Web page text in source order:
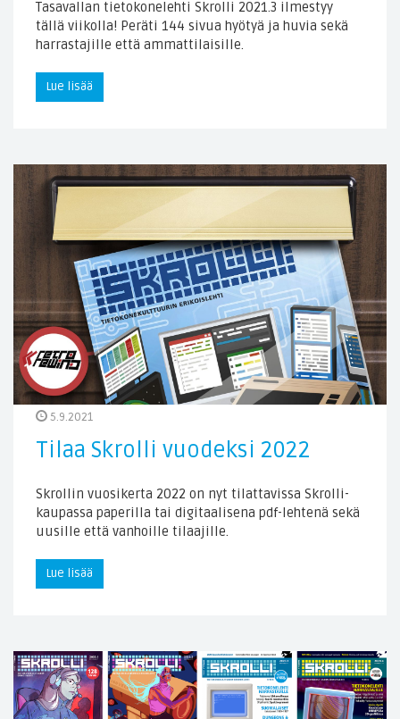
Tasavallan tietokonelehti Skrolli 2021.3 ilmestyy
tällä viikolla! Peräti 144 sivua hyötyä ja huvia sekä
harrastajille että ammattilaisille.
Lue lisää
5.9.2021
Tilaa Skrolli vuodeksi 2022
Skrollin vuosikerta 2022 on nyt tilattavissa Skrolli-
kaupassa paperilla tai digitaalisena pdf-lehtenä sekä
uusille että vanhoille tilaajille.
Lue lisää